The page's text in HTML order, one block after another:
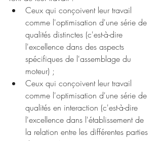
Ceux qui conçoivent leur travail
comme l'optimisation d'une série de
qualités distinctes (c'est-à-dire
l'excellence dans des aspects
spécifiques de l'assemblage du
moteur) ;
Ceux qui conçoivent leur travail
comme l'optimisation d'une série de
qualités en interaction (c'est-à-dire
l'excellence dans l'établissement de
la relation entre les différentes parties